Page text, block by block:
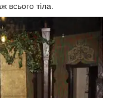
тіла.